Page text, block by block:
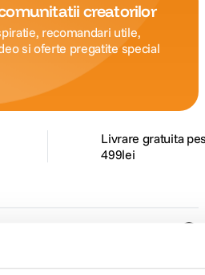
creatorilor
recomandari utile,
si oferte pregatite special
Livrare gratuita
499lei